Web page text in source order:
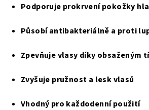
Podporuje prokrvení pokožky
Působí antibakteriálně a proti
Zpevňuje vlasy díky obsaženým
Zvyšuje pružnost a lesk vlasů
Vhodný pro každodenní použití